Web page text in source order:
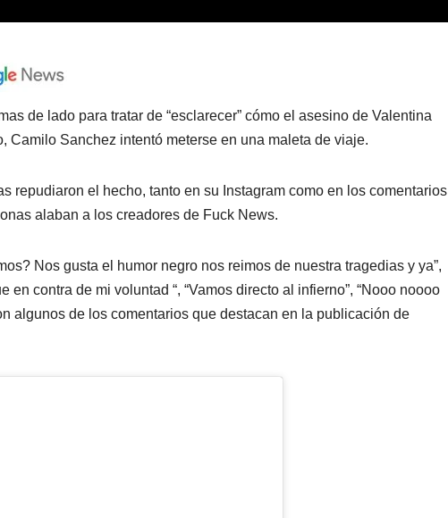
de lado para tratar de “esclarecer” cómo el asesino de Valentina
Camilo Sanchez intentó meterse en una maleta de viaje.
repudiaron el hecho, tanto en su Instagram como en los comentarios
alaban a los creadores de Fuck News.
Nos gusta el humor negro nos reimos de nuestra tragedias y ya”,
en contra de mi voluntad “, “Vamos directo al infierno”, “Nooo noooo
algunos de los comentarios que destacan en la publicación de